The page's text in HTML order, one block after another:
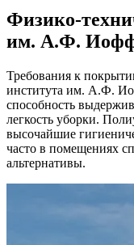
Физико-
им. А.Ф.
Требования к
института им. А.Ф.
способность
легкость уборки.
высочайшие
часто в помещениях
альтернативы.